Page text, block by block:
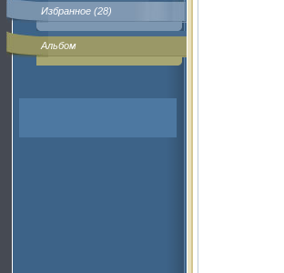
Избранное (28)
Альбом